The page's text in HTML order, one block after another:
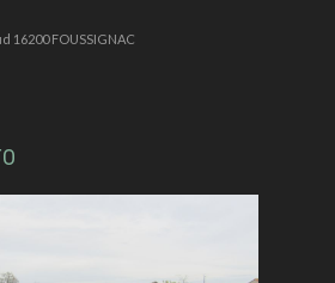
16200 FOUSSIGNAC